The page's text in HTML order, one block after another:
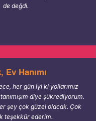
de değdi.
Ev Hanımı
her gün iyi ki yollarımız
diye şükrediyorum.
şey çok güzel olacak. Çok
teşekkür ederim.